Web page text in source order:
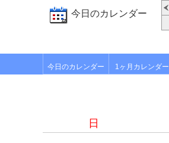
今日のカレンダー
今日のカレンダー 1ヶ月カレンダー
日